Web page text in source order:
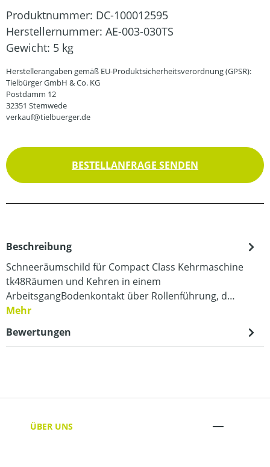
Produktnummer: DC-100012595
Herstellernummer: AE-003-030TS
Gewicht: 5 kg
Herstellerangaben gemäß EU-Produktsicherheitsverordnung (GPSR):
Tielbürger GmbH & Co. KG
Postdamm 12
32351 Stemwede
verkauf@tielbuerger.de
BESTELLANFRAGE SENDEN
Beschreibung
Schneeräumschild für Compact Class Kehrmaschine
tk48Räumen und Kehren in einem
ArbeitsgangBodenkontakt über Rollenführung, d…
Mehr
Bewertungen
ÜBER UNS